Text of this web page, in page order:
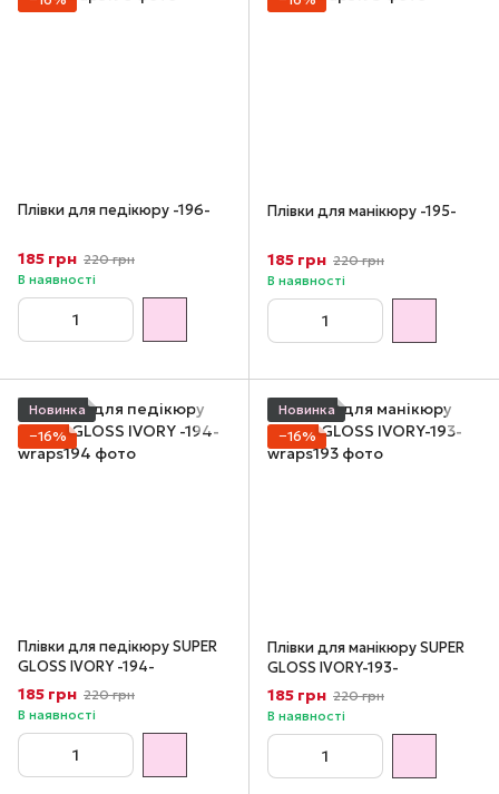
Плівки для педікюру -196-
185 грн 220 грн
В наявності
Плівки для манікюру -195-
185 грн 220 грн
В наявності
Новинка
−16%
Плівки для педікюру SUPER
GLOSS IVORY -194-
185 грн 220 грн
В наявності
Новинка
−16%
Плівки для манікюру SUPER
GLOSS IVORY-193-
185 грн 220 грн
В наявності